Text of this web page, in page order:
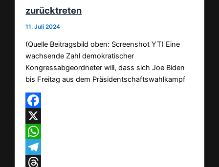
zurücktreten
11. Juli 2024
(Quelle Beitragsbild oben: Screenshot YT) Eine
wachsende Zahl demokratischer
Kongressabgeordneter will, dass sich Joe Biden
bis Freitag aus dem Präsidentschaftswahlkampf
Facebook
X
WhatsApp
Telegram